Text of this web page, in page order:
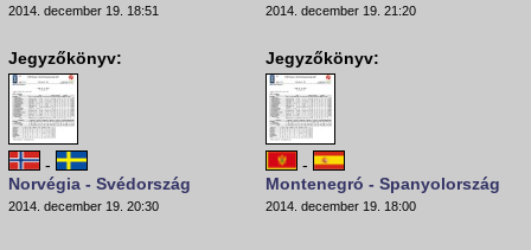
2014. december 19. 18:51 2014. december 19. 21:20
Jegyzőkönyv:
-
Norvégia - Svédország
2014. december 19. 20:30
Jegyzőkönyv:
-
Montenegró - Spanyolország
2014. december 19. 18:00